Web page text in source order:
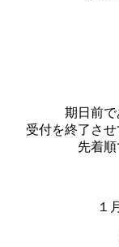
期日前
受付を終了さ
先着順
１